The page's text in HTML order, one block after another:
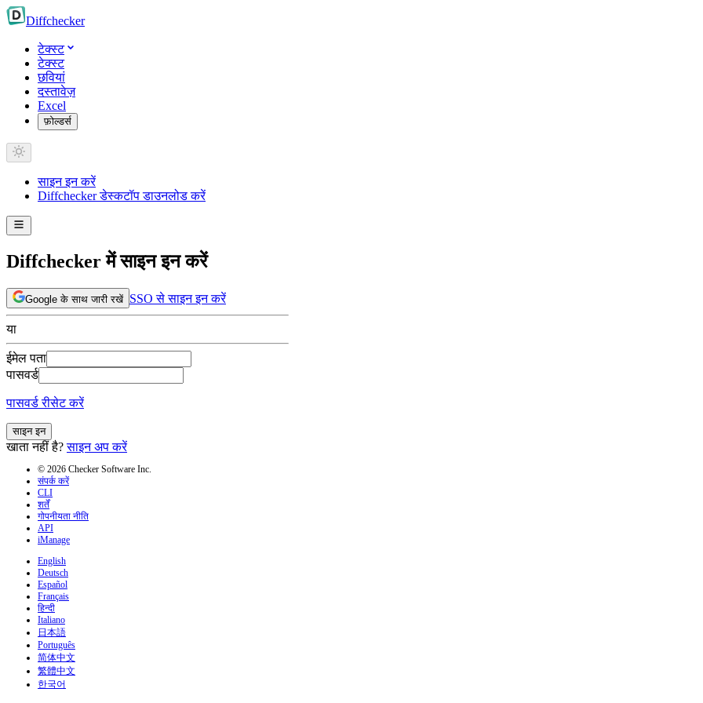
Diffchecker
टेक्स्ट
टेक्स्ट
छवियां
दस्तावेज़
Excel
फ़ोल्डर्स
साइन इन करें
Diffchecker डेस्कटॉप डाउनलोड करें
Diffchecker में साइन इन करें
Google के साथ जारी रखें SSO से साइन इन करें
या
ईमेल पता
पासवर्ड
पासवर्ड रीसेट करें
साइन इन
खाता नहीं है? साइन अप करें
© 2026 Checker Software Inc.
संपर्क करें
CLI
शर्तें
गोपनीयता नीति
API
iManage
English
Deutsch
Español
Français
हिन्दी
Italiano
日本語
Português
简体中文
繁體中文
한국어